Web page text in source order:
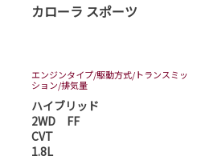
カローラ スポーツ
エンジンタイプ/駆動方式/トランスミッ
ション/排気量
ハイブリッド
2WD FF
CVT
1.8L